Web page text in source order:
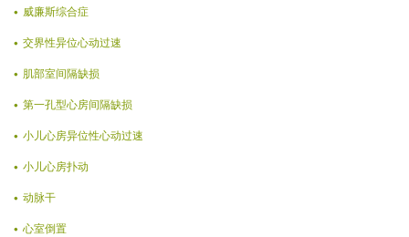
威廉斯综合症
交界性异位心动过速
肌部室间隔缺损
第一孔型心房间隔缺损
小儿心房异位性心动过速
小儿心房扑动
动脉干
心室倒置